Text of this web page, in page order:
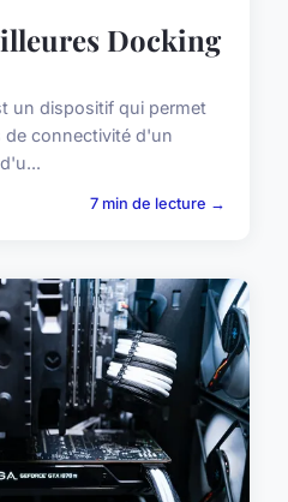
Docking
un dispositif qui permet
de connectivité d'un
7 min de lecture →